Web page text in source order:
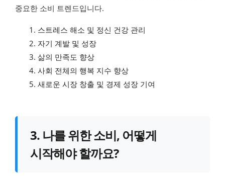
중요한 소비 트렌드입니다.
스트레스 해소 및 정신 건강 관리
자기 계발 및 성장
삶의 만족도 향상
사회 전체의 행복 지수 향상
새로운 시장 창출 및 경제 성장 기여
3. 나를 위한 소비, 어떻게
시작해야 할까요?